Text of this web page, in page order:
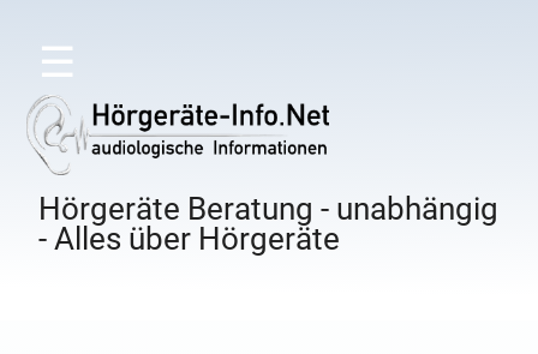
☰
Hörgeräte Beratung - unabhängig
- Alles über Hörgeräte